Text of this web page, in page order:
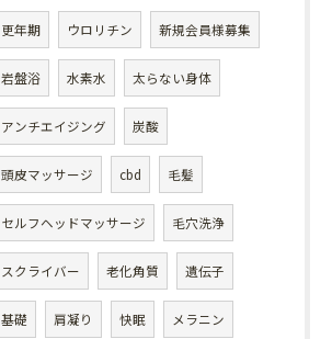
更年期 ウロリチン 新規会員様募集
岩盤浴 水素水 太らない身体
アンチエイジング 炭酸
頭皮マッサージ cbd 毛髪
セルフヘッドマッサージ 毛穴洗浄
スクライバー 老化角質 遺伝子
基礎 肩凝り 快眠 メラニン